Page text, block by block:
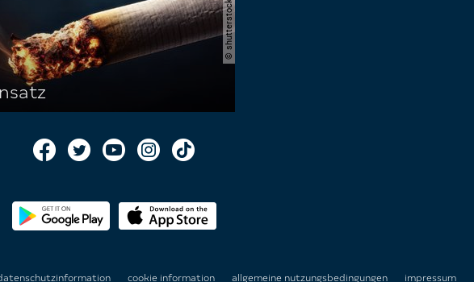
cookie information allgemeine nutzungsbedingungen impressum